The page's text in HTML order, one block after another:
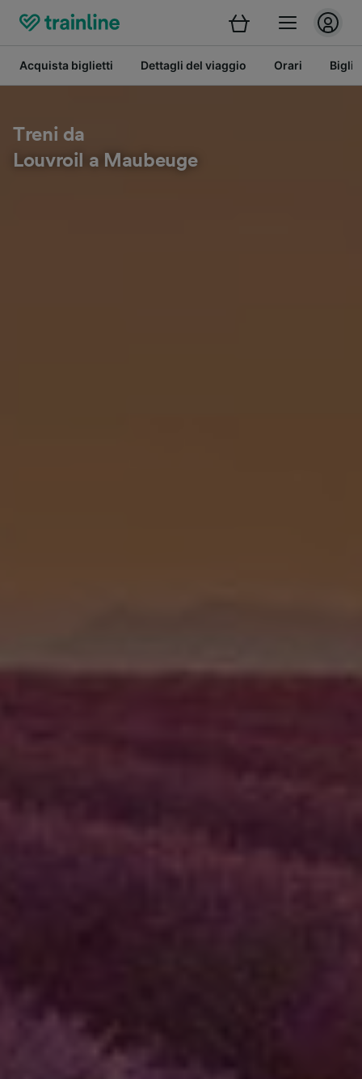
Acquista biglietti Dettagli del viaggio Orari
Treni da
Louvroil a Maubeuge